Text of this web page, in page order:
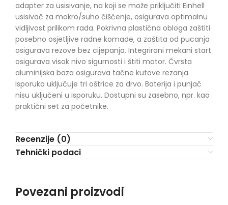
adapter za usisivanje, na koji se može priključiti Einhell
usisivač za mokro/suho čišćenje, osigurava optimalnu
vidljivost prilikom rada. Pokrivna plastična obloga zaštiti
posebno osjetljive radne komade, a zaštita od pucanja
osigurava rezove bez cijepanja. Integrirani mekani start
osigurava visok nivo sigurnosti i štiti motor. Čvrsta
aluminijska baza osigurava tačne kutove rezanja.
Isporuka uključuje tri oštrice za drvo. Baterija i punjač
nisu uključeni u isporuku. Dostupni su zasebno, npr. kao
praktični set za početnike.
Recenzije (0)
Tehnički podaci
Povezani proizvodi